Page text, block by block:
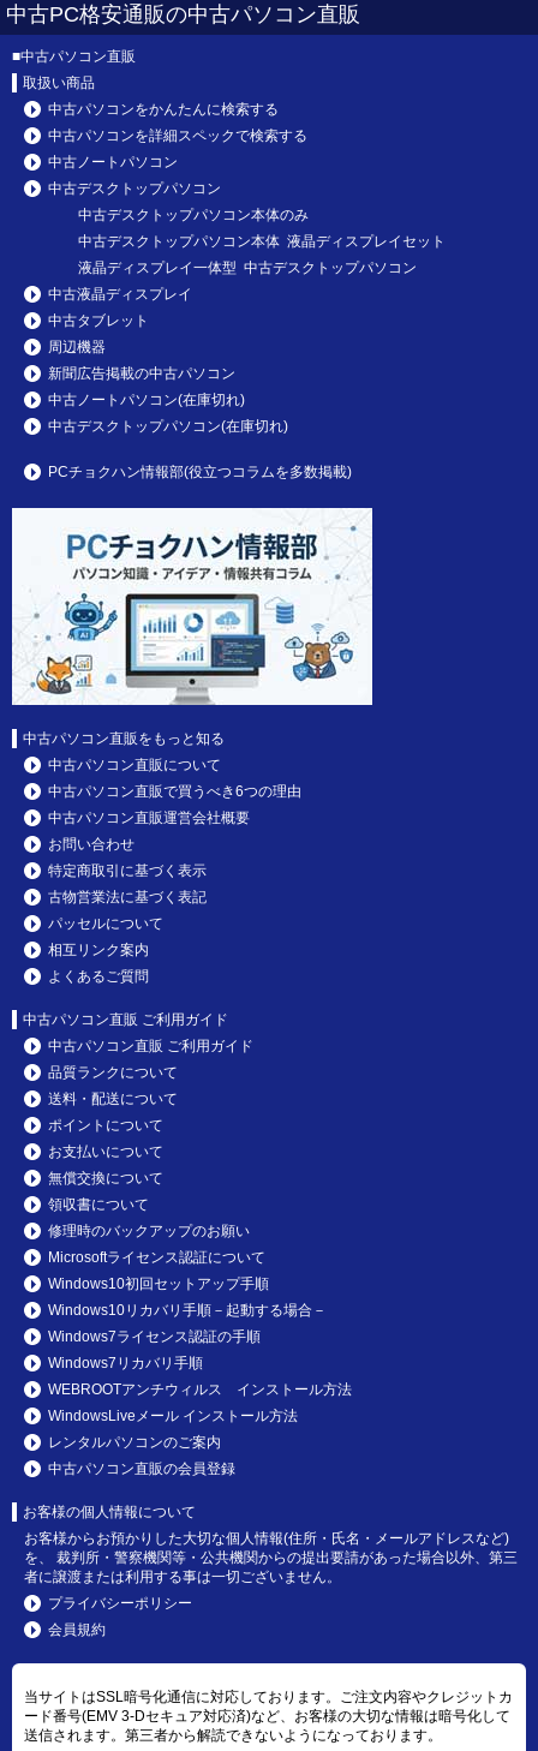
中古PC格安通販の中古パソコン直販
■中古パソコン直販
取扱い商品
中古パソコンをかんたんに検索する
中古パソコンを詳細スペックで検索する
中古ノートパソコン
中古デスクトップパソコン
中古デスクトップパソコン本体のみ
中古デスクトップパソコン本体 液晶ディスプレイセット
液晶ディスプレイ一体型 中古デスクトップパソコン
中古液晶ディスプレイ
中古タブレット
周辺機器
新聞広告掲載の中古パソコン
中古ノートパソコン(在庫切れ)
中古デスクトップパソコン(在庫切れ)
PCチョクハン情報部(役立つコラムを多数掲載)
中古パソコン直販をもっと知る
中古パソコン直販について
中古パソコン直販で買うべき6つの理由
中古パソコン直販運営会社概要
お問い合わせ
特定商取引に基づく表示
古物営業法に基づく表記
パッセルについて
相互リンク案内
よくあるご質問
中古パソコン直販 ご利用ガイド
中古パソコン直販 ご利用ガイド
品質ランクについて
送料・配送について
ポイントについて
お支払いについて
無償交換について
領収書について
修理時のバックアップのお願い
Microsoftライセンス認証について
Windows10初回セットアップ手順
Windows10リカバリ手順－起動する場合－
Windows7ライセンス認証の手順
Windows7リカバリ手順
WEBROOTアンチウィルス インストール方法
WindowsLiveメール インストール方法
レンタルパソコンのご案内
中古パソコン直販の会員登録
お客様の個人情報について
お客様からお預かりした大切な個人情報(住所・氏名・メールアドレスなど)
を、 裁判所・警察機関等・公共機関からの提出要請があった場合以外、第三
者に譲渡または利用する事は一切ございません。
プライバシーポリシー
会員規約
当サイトはSSL暗号化通信に対応しております。ご注文内容やクレジットカ
ード番号(EMV 3-Dセキュア対応済)など、お客様の大切な情報は暗号化して
送信されます。第三者から解読できないようになっております。